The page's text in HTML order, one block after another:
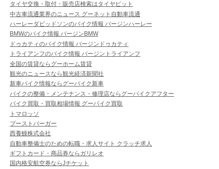
タイヤ交換・取付・販売店検索はタイヤピット
中古車流通業界のニュース グーネット自動車流通
ハーレーダビッドソンのバイク情報 バージンハーレー
BMWのバイク情報 バージンBMW
ドゥカティのバイク情報 バージンドゥカティ
トライアンフのバイク情報 バージントライアンフ
全国の賃貸ならグーホーム賃貸
観光のニュースなら観光経済新聞社
新車バイク情報ならグーバイク新車
バイクの整備・メンテナンス・修理店ならグーバイクアフター
バイク買取・買取相場情報 グーバイク買取
トマロッソ
ブーストバーガー
西養鰻株式会社
自動車整備士のための転職・求人サイト クラッチ求人
ギフトカード・商品券ならガリレオ
国内格安航空券ならJチケット